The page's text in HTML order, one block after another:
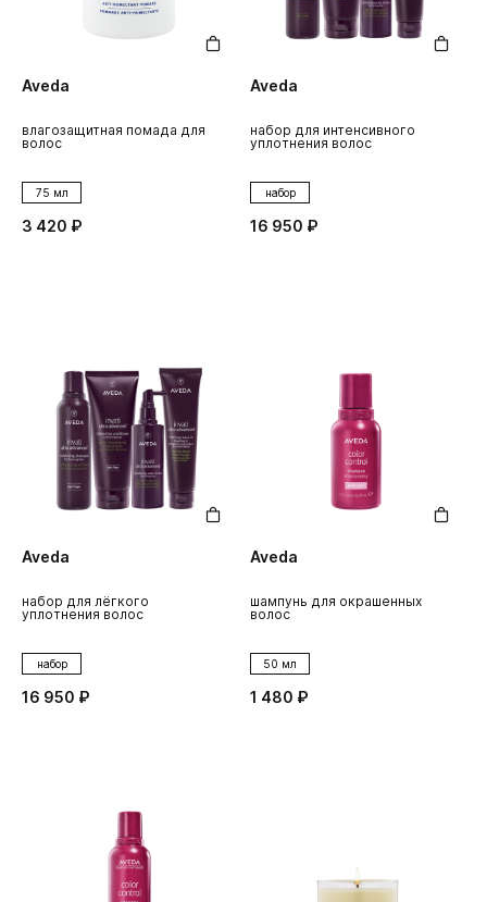
Aveda
влагозащитная помада для
волос
75 мл
3 420 ₽
Aveda
набор для интенсивного
уплотнения волос
набор
16 950 ₽
Aveda
набор для лёгкого
уплотнения волос
набор
16 950 ₽
Aveda
шампунь для окрашенных
волос
50 мл
1 480 ₽